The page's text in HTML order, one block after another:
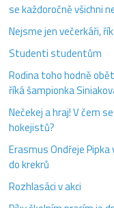
se každoročně všichni
Nejsme jen večerkáři,
Studenti studentům
Rodina toho hodně
říká šampionka
Nečekej a hraj! V čem
hokejistů?
Erasmus Ondřeje
do krekrů
Rozhlasáci v akci